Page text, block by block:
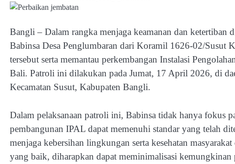
Bangli – Dalam rangka menjaga keamanan dan ketertiban
Babinsa Desa Penglumbaran dari Koramil 1626-02/
tersebut serta memantau perkembangan Instalasi
Bali. Patroli ini dilakukan pada Jumat, 17 April 2026, di
Kecamatan Susut, Kabupaten Bangli.
Dalam pelaksanaan patroli ini, Babinsa tidak hanya fokus
pembangunan IPAL dapat memenuhi standar yang telah
menjaga kebersihan lingkungan serta kesehatan
yang baik, diharapkan dapat meminimalisasi